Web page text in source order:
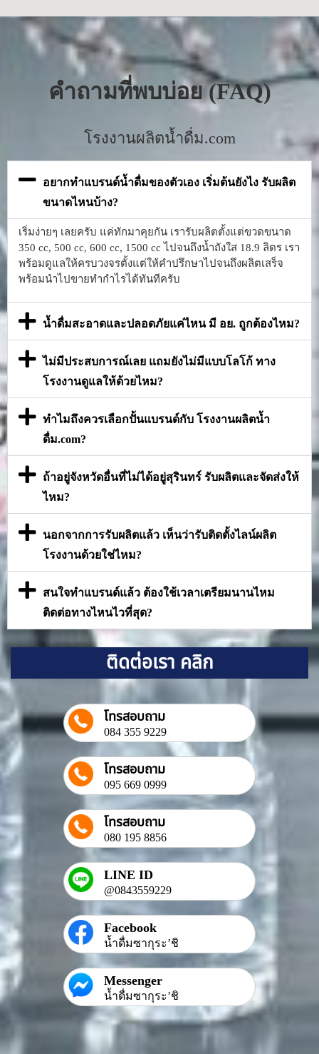
คำถามที่พบบ่อย (FAQ)
โรงงานผลิตน้ำดื่ม.com
อยากทำแบรนด์น้ำดื่มของตัวเอง เริ่มต้นยังไง รับผลิต
ขนาดไหนบ้าง?
เริ่มง่ายๆ เลยครับ แค่ทักมาคุยกัน เรารับผลิตตั้งแต่ขวดขนาด
350 cc, 500 cc, 600 cc, 1500 cc ไปจนถึงน้ำถังใส 18.9 ลิตร เรา
พร้อมดูแลให้ครบวงจรตั้งแต่ให้คำปรึกษาไปจนถึงผลิตเสร็จ
พร้อมนำไปขายทำกำไรได้ทันทีครับ
น้ำดื่มสะอาดและปลอดภัยแค่ไหน มี อย. ถูกต้องไหม?
ไม่มีประสบการณ์เลย แถมยังไม่มีแบบโลโก้ ทาง
โรงงานดูแลให้ด้วยไหม?
ทำไมถึงควรเลือกปั้นแบรนด์กับ โรงงานผลิตน้ำ
ดื่ม.com?
ถ้าอยู่จังหวัดอื่นที่ไม่ได้อยู่สุรินทร์ รับผลิตและจัดส่งให้
ไหม?
นอกจากการรับผลิตแล้ว เห็นว่ารับติดตั้งไลน์ผลิต
โรงงานด้วยใช่ไหม?
สนใจทำแบรนด์แล้ว ต้องใช้เวลาเตรียมนานไหม
ติดต่อทางไหนไวที่สุด?
ติดต่อเรา คลิก
โทรสอบถาม
084 355 9229
โทรสอบถาม
095 669 0999
โทรสอบถาม
080 195 8856
LINE ID
@0843559229
Facebook
น้ำดื่มซากุระ’ชิ
Messenger
น้ำดื่มซากุระ’ชิ